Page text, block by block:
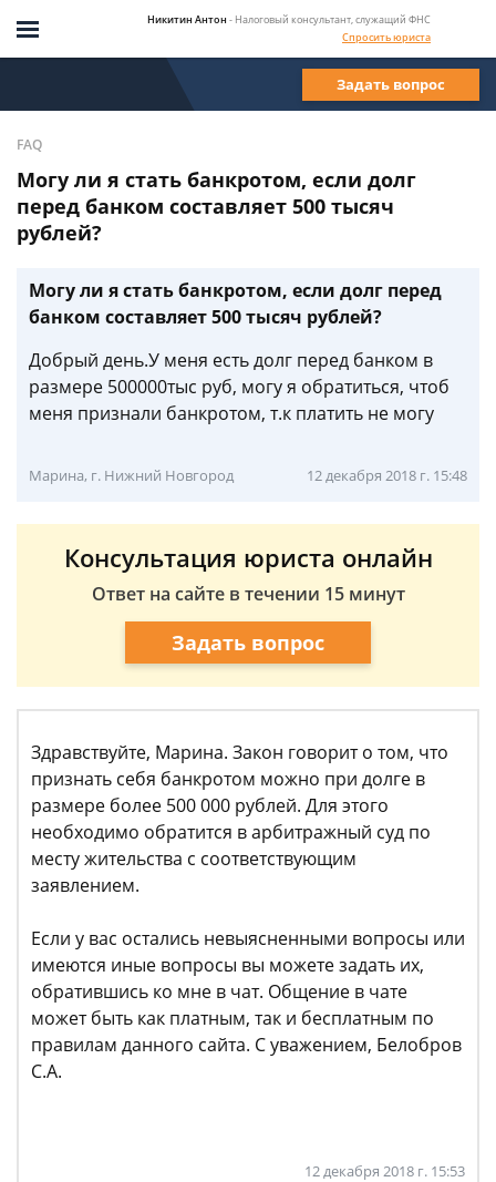
Никитин Антон - Налоговый консультант, служащий ФНС
Спросить юриста
Задать вопрос
FAQ
Могу ли я стать банкротом, если долг
перед банком составляет 500 тысяч
рублей?
Могу ли я стать банкротом, если долг перед
банком составляет 500 тысяч рублей?
Добрый день.У меня есть долг перед банком в
размере 500000тыс руб, могу я обратиться, чтоб
меня признали банкротом, т.к платить не могу
Марина, г. Нижний Новгород 12 декабря 2018 г. 15:48
Консультация юриста онлайн
Ответ на сайте в течении 15 минут
Задать вопрос
Здравствуйте, Марина. Закон говорит о том, что
признать себя банкротом можно при долге в
размере более 500 000 рублей. Для этого
необходимо обратится в арбитражный суд по
месту жительства с соответствующим
заявлением.
Если у вас остались невыясненными вопросы или
имеются иные вопросы вы можете задать их,
обратившись ко мне в чат. Общение в чате
может быть как платным, так и бесплатным по
правилам данного сайта. С уважением, Белобров
С.А.
12 декабря 2018 г. 15:53